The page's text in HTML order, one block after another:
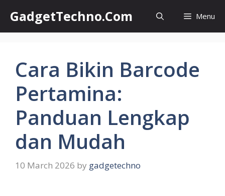
content
GadgetTechno.Com Menu
Cara Bikin Barcode
Pertamina:
Panduan Lengkap
dan Mudah
10 March 2026 by gadgetechno